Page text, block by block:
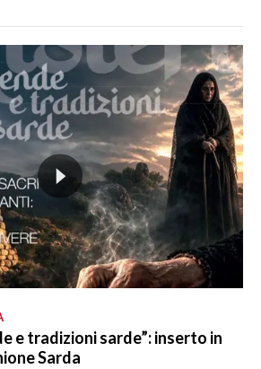
e tradizioni sarde”: inserto in
Sarda